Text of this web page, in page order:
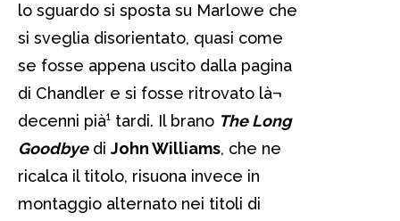
lo sguardo si sposta su Marlowe che
si sveglia disorientato, quasi come
se fosse appena uscito dalla pagina
di Chandler e si fosse ritrovato là¬
decenni pià¹ tardi. Il brano The Long
Goodbyedi John Williams, che ne
ricalca il titolo, risuona invece in
montaggio alternato nei titoli di